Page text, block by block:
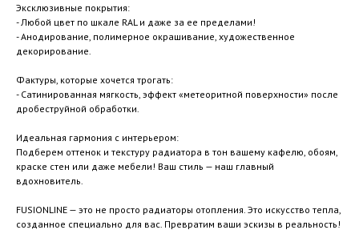
Эксклюзивные покрытия:
- Любой цвет по шкале RAL и даже за ее пределами!
- Анодирование, полимерное окрашивание, художественное
декорирование.
Фактуры, которые хочется трогать:
- Сатинированная мягкость, эффект «метеоритной поверхности» после
дробеструйной обработки.
Идеальная гармония с интерьером:
Подберем оттенок и текстуру радиатора в тон вашему кафелю, обоям,
краске стен или даже мебели! Ваш стиль — наш главный
вдохновитель.
FUSIONLINE — это не просто радиаторы отопления. Это искусство тепла,
созданное специально для вас. Превратим ваши эскизы в реальность!